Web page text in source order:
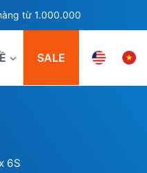
từ 1.000.000
SALE
6S